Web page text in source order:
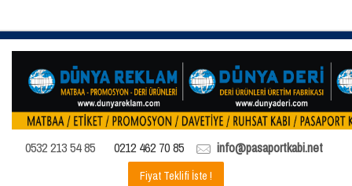
0532 213 54 85 0212 462 70 85 info@pasaportkabi.net
Fiyat Teklifi İste !